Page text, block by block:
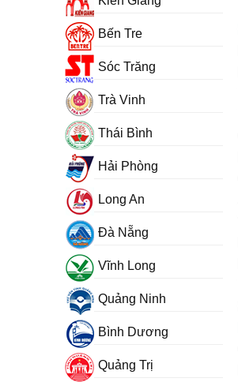
Bến Tre
Sóc Trăng
Trà Vinh
Thái Bình
Hải Phòng
Long An
Đà Nẵng
Vĩnh Long
Quảng Ninh
Bình Dương
Quảng Trị